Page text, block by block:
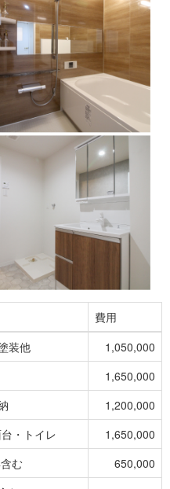
費用
装他
1,050,000
1,650,000
1,200,000
・トイレ
1,650,000
む
650,000